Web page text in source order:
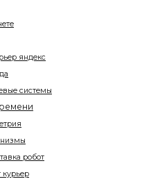
яндекс
системы
робот
курьер